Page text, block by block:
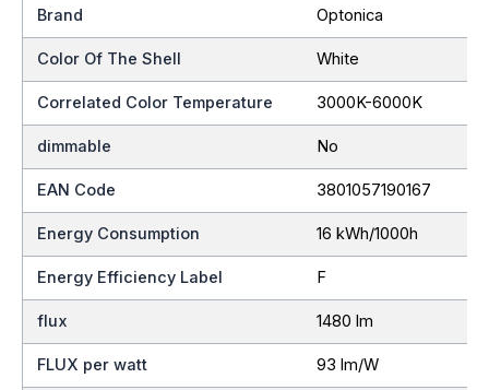
Brand Optonica
Color Of The Shell White
Correlated Color Temperature 3000K-6000K
dimmable No
EAN Code 3801057190167
Energy Consumption 16 kWh/1000h
Energy Efficiency Label F
flux 1480 lm
FLUX per watt 93 lm/W